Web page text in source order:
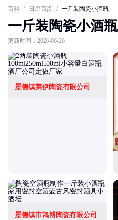
百科 / 日用百货 / 一斤装陶瓷小酒瓶
一斤装陶瓷小酒瓶
更新时间：2026-06-26
景德镇莱伊陶瓷有限公司
景德镇市鸿博陶瓷有限公司